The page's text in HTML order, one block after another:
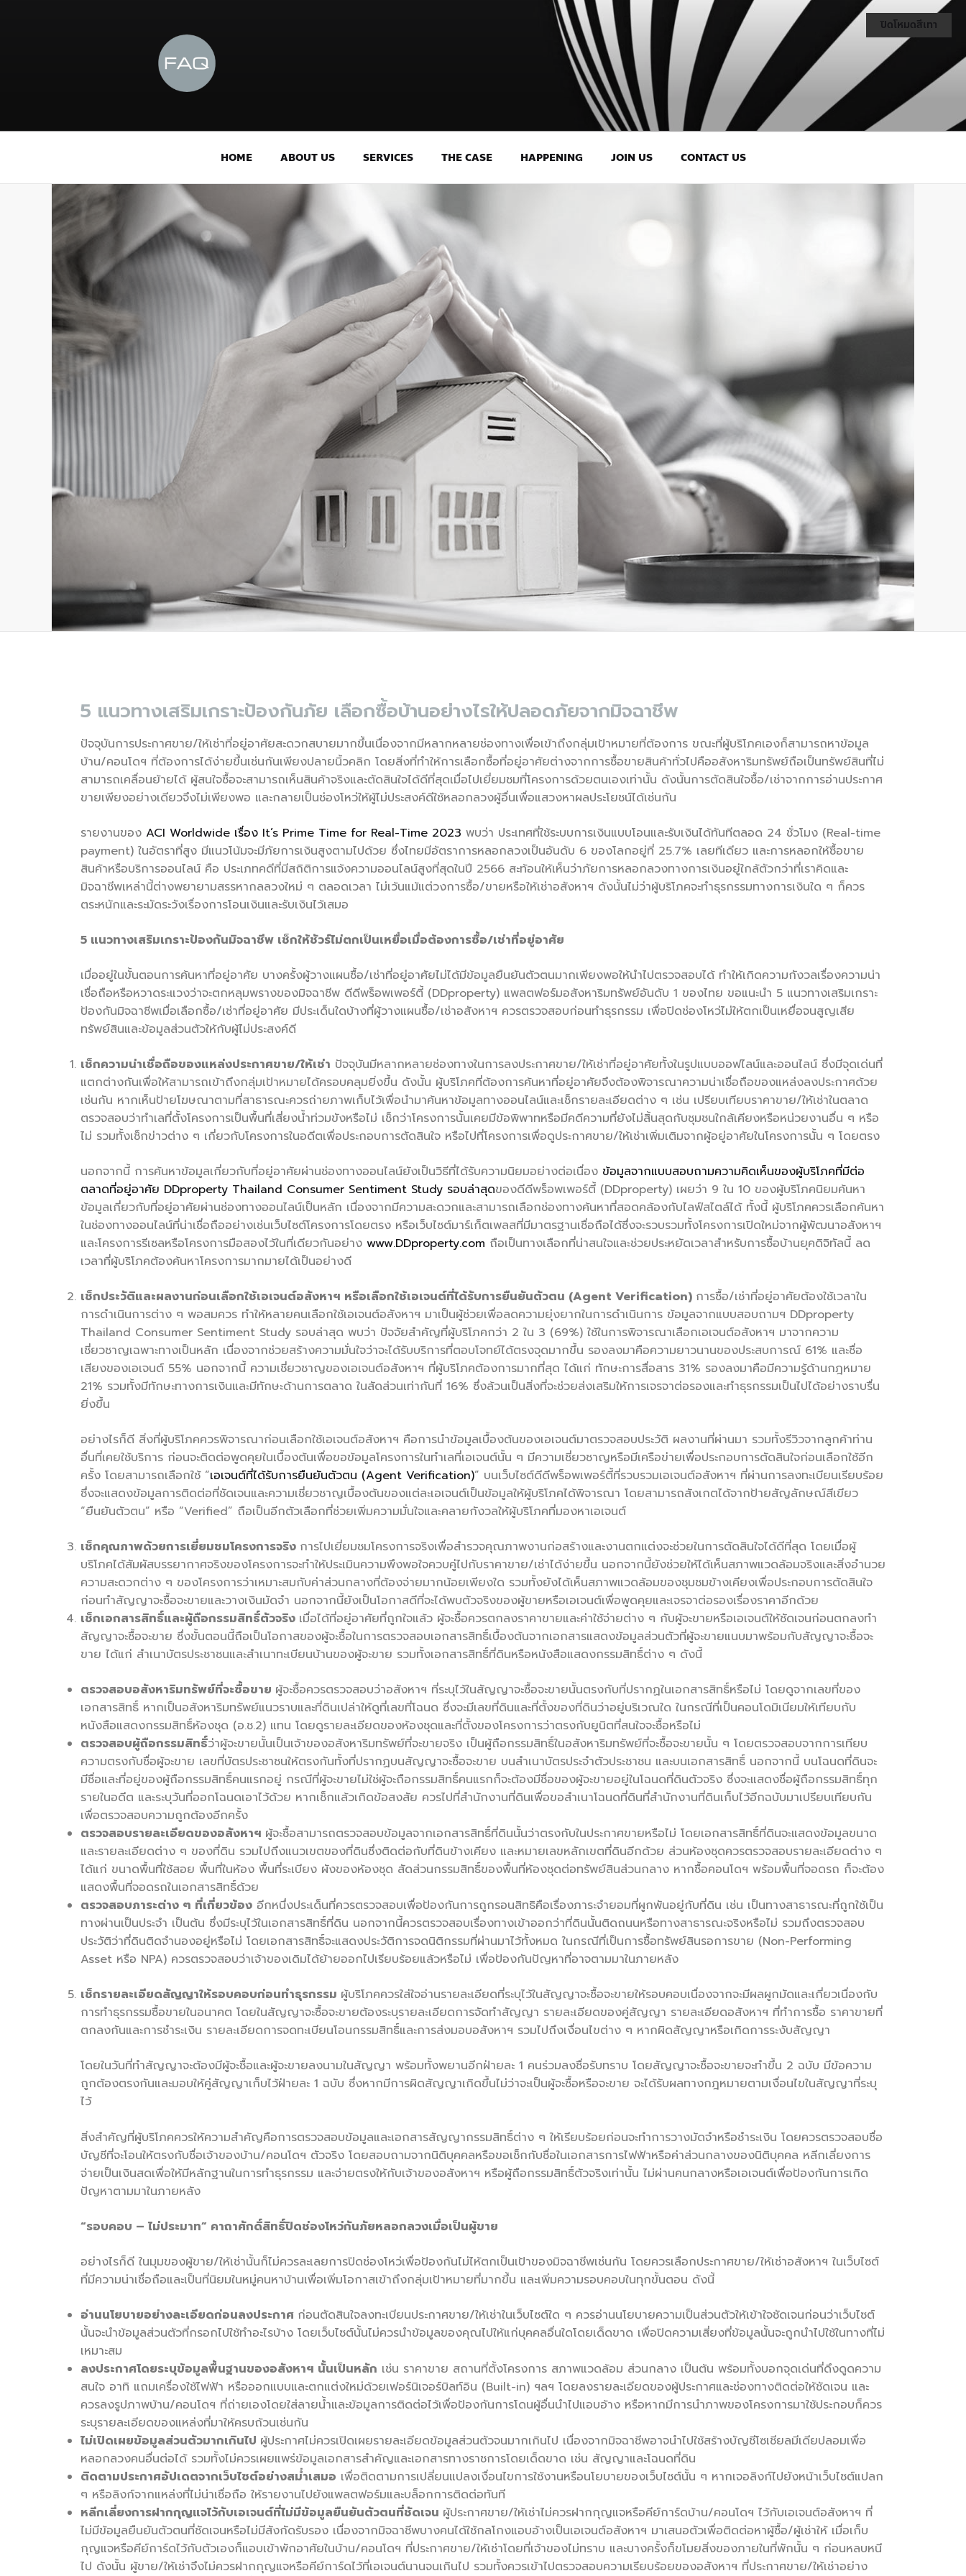
HOME ABOUT US SERVICES THE CASE HAPPENING JOIN US CONTACT US
5 แนวทางเสริมเกราะป้องกันภัย เลือกซื้อบ้านอย่างไรให้ปลอดภัยจากมิจฉาชีพ
ปัจจุบันการประกาศขาย/ให้เช่าที่อยู่อาศัยสะดวกสบายมากขึ้นเนื่องจากมีหลากหลายช่องทางเพื่อเข้าถึงกลุ่มเป้าหมายที่ต้องการ ขณะที่ผู้บริโภคเองก็สามารถหาข้อมูล
บ้าน/คอนโดฯ ที่ต้องการได้ง่ายขึ้นเช่นกันเพียงปลายนิ้วคลิก โดยสิ่งที่ทำให้การเลือกซื้อที่อยู่อาศัยต่างจากการซื้อขายสินค้าทั่วไปคืออสังหาริมทรัพย์ถือเป็นทรัพย์สินที่ไม่
สามารถเคลื่อนย้ายได้ ผู้สนใจซื้อจะสามารถเห็นสินค้าจริงและตัดสินใจได้ดีที่สุดเมื่อไปเยี่ยมชมที่โครงการด้วยตนเองเท่านั้น ดังนั้นการตัดสินใจซื้อ/เช่าจากการอ่านประกาศ
ขายเพียงอย่างเดียวจึงไม่เพียงพอ และกลายเป็นช่องโหว่ให้ผู้ไม่ประสงค์ดีใช้หลอกลวงผู้อื่นเพื่อแสวงหาผลประโยชน์ได้เช่นกัน
รายงานของ ACI Worldwide เรื่อง It’s Prime Time for Real-Time 2023 พบว่า ประเทศที่ใช้ระบบการเงินแบบโอนและรับเงินได้ทันทีตลอด 24 ชั่วโมง (Real-time
payment) ในอัตราที่สูง มีแนวโน้มจะมีภัยการเงินสูงตามไปด้วย ซึ่งไทยมีอัตราการหลอกลวงเป็นอันดับ 6 ของโลกอยู่ที่ 25.7% เลยทีเดียว และการหลอกให้ซื้อขาย
สินค้าหรือบริการออนไลน์ คือ ประเภทคดีที่มีสถิติการแจ้งความออนไลน์สูงที่สุดในปี 2566 สะท้อนให้เห็นว่าภัยการหลอกลวงทางการเงินอยู่ใกล้ตัวกว่าที่เราคิดและ
มิจฉาชีพเหล่านี้ต่างพยายามสรรหากลลวงใหม่ ๆ ตลอดเวลา ไม่เว้นแม้แต่วงการซื้อ/ขายหรือให้เช่าอสังหาฯ ดังนั้นไม่ว่าผู้บริโภคจะทำธุรกรรมทางการเงินใด ๆ ก็ควร
ตระหนักและระมัดระวังเรื่องการโอนเงินและรับเงินไว้เสมอ
5 แนวทางเสริมเกราะป้องกันมิจฉาชีพ เช็กให้ชัวร์ไม่ตกเป็นเหยื่อเมื่อต้องการซื้อ/เช่าที่อยู่อาศัย
เมื่ออยู่ในขั้นตอนการค้นหาที่อยู่อาศัย บางครั้งผู้วางแผนซื้อ/เช่าที่อยู่อาศัยไม่ได้มีข้อมูลยืนยันตัวตนมากเพียงพอให้นำไปตรวจสอบได้ ทำให้เกิดความกังวลเรื่องความน่า
เชื่อถือหรือหวาดระแวงว่าจะตกหลุมพรางของมิจฉาชีพ ดีดีพร็อพเพอร์ตี้ (DDproperty) แพลตฟอร์มอสังหาริมทรัพย์อันดับ 1 ของไทย ขอแนะนำ 5 แนวทางเสริมเกราะ
ป้องกันมิจฉาชีพเมื่อเลือกซื้อ/เช่าที่อยู่อาศัย มีประเด็นใดบ้างที่ผู้วางแผนซื้อ/เช่าอสังหาฯ ควรตรวจสอบก่อนทำธุรกรรม เพื่อปิดช่องโหว่ไม่ให้ตกเป็นเหยื่อจนสูญเสีย
ทรัพย์สินและข้อมูลส่วนตัวให้กับผู้ไม่ประสงค์ดี
เช็กความน่าเชื่อถือของแหล่งประกาศขาย/ให้เช่า ปัจจุบันมีหลากหลายช่องทางในการลงประกาศขาย/ให้เช่าที่อยู่อาศัยทั้งในรูปแบบออฟไลน์และออนไลน์ ซึ่งมีจุดเด่นที่
แตกต่างกันเพื่อให้สามารถเข้าถึงกลุ่มเป้าหมายได้ครอบคลุมยิ่งขึ้น ดังนั้น ผู้บริโภคที่ต้องการค้นหาที่อยู่อาศัยจึงต้องพิจารณาความน่าเชื่อถือของแหล่งลงประกาศด้วย
เช่นกัน หากเห็นป้ายโฆษณาตามที่สาธารณะควรถ่ายภาพเก็บไว้เพื่อนำมาค้นหาข้อมูลทางออนไลน์และเช็กรายละเอียดต่าง ๆ เช่น เปรียบเทียบราคาขาย/ให้เช่าในตลาด
ตรวจสอบว่าทำเลที่ตั้งโครงการเป็นพื้นที่เสี่ยงน้ำท่วมขังหรือไม่ เช็กว่าโครงการนั้นเคยมีข้อพิพาทหรือมีคดีความที่ยังไม่สิ้นสุดกับชุมชนใกล้เคียงหรือหน่วยงานอื่น ๆ หรือ
ไม่ รวมทั้งเช็กข่าวต่าง ๆ เกี่ยวกับโครงการในอดีตเพื่อประกอบการตัดสินใจ หรือไปที่โครงการเพื่อดูประกาศขาย/ให้เช่าเพิ่มเติมจากผู้อยู่อาศัยในโครงการนั้น ๆ โดยตรง
นอกจากนี้ การค้นหาข้อมูลเกี่ยวกับที่อยู่อาศัยผ่านช่องทางออนไลน์ยังเป็นวิธีที่ได้รับความนิยมอย่างต่อเนื่อง ข้อมูลจากแบบสอบถามความคิดเห็นของผู้บริโภคที่มีต่อ
ตลาดที่อยู่อาศัย DDproperty Thailand Consumer Sentiment Study รอบล่าสุดของดีดีพร็อพเพอร์ตี้ (DDproperty) เผยว่า 9 ใน 10 ของผู้บริโภคนิยมค้นหา
ข้อมูลเกี่ยวกับที่อยู่อาศัยผ่านช่องทางออนไลน์เป็นหลัก เนื่องจากมีความสะดวกและสามารถเลือกช่องทางค้นหาที่สอดคล้องกับไลฟ์สไตล์ได้ ทั้งนี้ ผู้บริโภคควรเลือกค้นหา
ในช่องทางออนไลน์ที่น่าเชื่อถืออย่างเช่นเว็บไซต์โครงการโดยตรง หรือเว็บไซต์มาร์เก็ตเพลสที่มีมาตรฐานเชื่อถือได้ซึ่งจะรวบรวมทั้งโครงการเปิดใหม่จากผู้พัฒนาอสังหาฯ
และโครงการรีเซลหรือโครงการมือสองไว้ในที่เดียวกันอย่าง www.DDproperty.com ถือเป็นทางเลือกที่น่าสนใจและช่วยประหยัดเวลาสำหรับการซื้อบ้านยุคดิจิทัลนี้ ลด
เวลาที่ผู้บริโภคต้องค้นหาโครงการมากมายได้เป็นอย่างดี
เช็กประวัติและผลงานก่อนเลือกใช้เอเจนต์อสังหาฯ หรือเลือกใช้เอเจนต์ที่ได้รับการยืนยันตัวตน (Agent Verification) การซื้อ/เช่าที่อยู่อาศัยต้องใช้เวลาใน
การดำเนินการต่าง ๆ พอสมควร ทำให้หลายคนเลือกใช้เอเจนต์อสังหาฯ มาเป็นผู้ช่วยเพื่อลดความยุ่งยากในการดำเนินการ ข้อมูลจากแบบสอบถามฯ DDproperty
Thailand Consumer Sentiment Study รอบล่าสุด พบว่า ปัจจัยสำคัญที่ผู้บริโภคกว่า 2 ใน 3 (69%) ใช้ในการพิจารณาเลือกเอเจนต์อสังหาฯ มาจากความ
เชี่ยวชาญเฉพาะทางเป็นหลัก เนื่องจากช่วยสร้างความมั่นใจว่าจะได้รับบริการที่ตอบโจทย์ได้ตรงจุดมากขึ้น รองลงมาคือความยาวนานของประสบการณ์ 61% และชื่อ
เสียงของเอเจนต์ 55% นอกจากนี้ ความเชี่ยวชาญของเอเจนต์อสังหาฯ ที่ผู้บริโภคต้องการมากที่สุด ได้แก่ ทักษะการสื่อสาร 31% รองลงมาคือมีความรู้ด้านกฎหมาย
21% รวมทั้งมีทักษะทางการเงินและมีทักษะด้านการตลาด ในสัดส่วนเท่ากันที่ 16% ซึ่งล้วนเป็นสิ่งที่จะช่วยส่งเสริมให้การเจรจาต่อรองและทำธุรกรรมเป็นไปได้อย่างราบรื่น
ยิ่งขึ้น
อย่างไรก็ดี สิ่งที่ผู้บริโภคควรพิจารณาก่อนเลือกใช้เอเจนต์อสังหาฯ คือการนำข้อมูลเบื้องต้นของเอเจนต์มาตรวจสอบประวัติ ผลงานที่ผ่านมา รวมทั้งรีวิวจากลูกค้าท่าน
อื่นที่เคยใช้บริการ ก่อนจะติดต่อพูดคุยในเบื้องต้นเพื่อขอข้อมูลโครงการในทำเลที่เอเจนต์นั้น ๆ มีความเชี่ยวชาญหรือมีเครือข่ายเพื่อประกอบการตัดสินใจก่อนเลือกใช้อีก
ครั้ง โดยสามารถเลือกใช้ “เอเจนต์ที่ได้รับการยืนยันตัวตน (Agent Verification)” บนเว็บไซต์ดีดีพร็อพเพอร์ตี้ที่รวบรวมเอเจนต์อสังหาฯ ที่ผ่านการลงทะเบียนเรียบร้อย
ซึ่งจะแสดงข้อมูลการติดต่อที่ชัดเจนและความเชี่ยวชาญเบื้องต้นของแต่ละเอเจนต์เป็นข้อมูลให้ผู้บริโภคได้พิจารณา โดยสามารถสังเกตได้จากป้ายสัญลักษณ์สีเขียว
“ยืนยันตัวตน” หรือ “Verified” ถือเป็นอีกตัวเลือกที่ช่วยเพิ่มความมั่นใจและคลายกังวลให้ผู้บริโภคที่มองหาเอเจนต์
เช็กคุณภาพด้วยการเยี่ยมชมโครงการจริง การไปเยี่ยมชมโครงการจริงเพื่อสำรวจคุณภาพงานก่อสร้างและงานตกแต่งจะช่วยในการตัดสินใจได้ดีที่สุด โดยเมื่อผู้
บริโภคได้สัมผัสบรรยากาศจริงของโครงการจะทำให้ประเมินความพึงพอใจควบคู่ไปกับราคาขาย/เช่าได้ง่ายขึ้น นอกจากนี้ยังช่วยให้ได้เห็นสภาพแวดล้อมจริงและสิ่งอำนวย
ความสะดวกต่าง ๆ ของโครงการว่าเหมาะสมกับค่าส่วนกลางที่ต้องจ่ายมากน้อยเพียงใด รวมทั้งยังได้เห็นสภาพแวดล้อมของชุมชมข้างเคียงเพื่อประกอบการตัดสินใจ
ก่อนทำสัญญาจะซื้อจะขายและวางเงินมัดจำ นอกจากนี้ยังเป็นโอกาสดีที่จะได้พบตัวจริงของผู้ขายหรือเอเจนต์เพื่อพูดคุยและเจรจาต่อรองเรื่องราคาอีกด้วย
เช็กเอกสารสิทธิ์และผู้ถือกรรมสิทธิ์ตัวจริง เมื่อได้ที่อยู่อาศัยที่ถูกใจแล้ว ผู้จะซื้อควรตกลงราคาขายและค่าใช้จ่ายต่าง ๆ กับผู้จะขายหรือเอเจนต์ให้ชัดเจนก่อนตกลงทำ
สัญญาจะซื้อจะขาย ซึ่งขั้นตอนนี้ถือเป็นโอกาสของผู้จะซื้อในการตรวจสอบเอกสารสิทธิ์เบื้องต้นจากเอกสารแสดงข้อมูลส่วนตัวที่ผู้จะขายแนบมาพร้อมกับสัญญาจะซื้อจะ
ขาย ได้แก่ สำเนาบัตรประชาชนและสำเนาทะเบียนบ้านของผู้จะขาย รวมทั้งเอกสารสิทธิ์ที่ดินหรือหนังสือแสดงกรรมสิทธิ์ต่าง ๆ ดังนี้
ตรวจสอบอสังหาริมทรัพย์ที่จะซื้อขาย ผู้จะซื้อควรตรวจสอบว่าอสังหาฯ ที่ระบุไว้ในสัญญาจะซื้อจะขายนั้นตรงกับที่ปรากฏในเอกสารสิทธิ์หรือไม่ โดยดูจากเลขที่ของ
เอกสารสิทธิ์ หากเป็นอสังหาริมทรัพย์แนวราบและที่ดินเปล่าให้ดูที่เลขที่โฉนด ซึ่งจะมีเลขที่ดินและที่ตั้งของที่ดินว่าอยู่บริเวณใด ในกรณีที่เป็นคอนโดมิเนียมให้เทียบกับ
หนังสือแสดงกรรมสิทธิ์ห้องชุด (อ.ช.2) แทน โดยดูรายละเอียดของห้องชุดและที่ตั้งของโครงการว่าตรงกับยูนิตที่สนใจจะซื้อหรือไม่
ตรวจสอบผู้ถือกรรมสิทธิ์ว่าผู้จะขายนั้นเป็นเจ้าของอสังหาริมทรัพย์ที่จะขายจริง เป็นผู้ถือกรรมสิทธิ์ในอสังหาริมทรัพย์ที่จะซื้อจะขายนั้น ๆ โดยตรวจสอบจากการเทียบ
ความตรงกับชื่อผู้จะขาย เลขที่บัตรประชาชนให้ตรงกันทั้งที่ปรากฏบนสัญญาจะซื้อจะขาย บนสำเนาบัตรประจำตัวประชาชน และบนเอกสารสิทธิ์ นอกจากนี้ บนโฉนดที่ดินจะ
มีชื่อและที่อยู่ของผู้ถือกรรมสิทธิ์คนแรกอยู่ กรณีที่ผู้จะขายไม่ใช่ผู้จะถือกรรมสิทธิ์คนแรกก็จะต้องมีชื่อของผู้จะขายอยู่ในโฉนดที่ดินตัวจริง ซึ่งจะแสดงชื่อผู้ถือกรรมสิทธิ์ทุก
รายในอดีต และระบุวันที่ออกโฉนดเอาไว้ด้วย หากเช็กแล้วเกิดข้อสงสัย ควรไปที่สำนักงานที่ดินเพื่อขอสำเนาโฉนดที่ดินที่สำนักงานที่ดินเก็บไว้อีกฉบับมาเปรียบเทียบกัน
เพื่อตรวจสอบความถูกต้องอีกครั้ง
ตรวจสอบรายละเอียดของอสังหาฯ ผู้จะซื้อสามารถตรวจสอบข้อมูลจากเอกสารสิทธิ์ที่ดินนั้นว่าตรงกับในประกาศขายหรือไม่ โดยเอกสารสิทธิ์ที่ดินจะแสดงข้อมูลขนาด
และรายละเอียดต่าง ๆ ของที่ดิน รวมไปถึงแนวเขตของที่ดินซึ่งติดต่อกับที่ดินข้างเคียง และหมายเลขหลักเขตที่ดินอีกด้วย ส่วนห้องชุดควรตรวจสอบรายละเอียดต่าง ๆ
ได้แก่ ขนาดพื้นที่ใช้สอย พื้นที่ในห้อง พื้นที่ระเบียง ผังของห้องชุด สัดส่วนกรรมสิทธิ์ของพื้นที่ห้องชุดต่อทรัพย์สินส่วนกลาง หากซื้อคอนโดฯ พร้อมพื้นที่จอดรถ ก็จะต้อง
แสดงพื้นที่จอดรถในเอกสารสิทธิ์ด้วย
ตรวจสอบภาระต่าง ๆ ที่เกี่ยวข้อง อีกหนึ่งประเด็นที่ควรตรวจสอบเพื่อป้องกันการถูกรอนสิทธิคือเรื่องภาระจำยอมที่ผูกพันอยู่กับที่ดิน เช่น เป็นทางสาธารณะที่ถูกใช้เป็น
ทางผ่านเป็นประจำ เป็นต้น ซึ่งมีระบุไว้ในเอกสารสิทธิ์ที่ดิน นอกจากนี้ควรตรวจสอบเรื่องทางเข้าออกว่าที่ดินนั้นติดถนนหรือทางสาธารณะจริงหรือไม่ รวมถึงตรวจสอบ
ประวัติว่าที่ดินติดจำนองอยู่หรือไม่ โดยเอกสารสิทธิ์จะแสดงประวัติการจดนิติกรรมที่ผ่านมาไว้ทั้งหมด ในกรณีที่เป็นการซื้อทรัพย์สินรอการขาย (Non-Performing
Asset หรือ NPA) ควรตรวจสอบว่าเจ้าของเดิมได้ย้ายออกไปเรียบร้อยแล้วหรือไม่ เพื่อป้องกันปัญหาที่อาจตามมาในภายหลัง
เช็กรายละเอียดสัญญาให้รอบคอบก่อนทำธุรกรรม ผู้บริโภคควรใส่ใจอ่านรายละเอียดที่ระบุไว้ในสัญญาจะซื้อจะขายให้รอบคอบเนื่องจากจะมีผลผูกมัดและเกี่ยวเนื่องกับ
การทำธุรกรรมซื้อขายในอนาคต โดยในสัญญาจะซื้อจะขายต้องระบุรายละเอียดการจัดทำสัญญา รายละเอียดของคู่สัญญา รายละเอียดอสังหาฯ ที่ทำการซื้อ ราคาขายที่
ตกลงกันและการชำระเงิน รายละเอียดการจดทะเบียนโอนกรรมสิทธิ์และการส่งมอบอสังหาฯ รวมไปถึงเงื่อนไขต่าง ๆ หากผิดสัญญาหรือเกิดการระงับสัญญา
โดยในวันที่ทำสัญญาจะต้องมีผู้จะซื้อและผู้จะขายลงนามในสัญญา พร้อมทั้งพยานอีกฝ่ายละ 1 คนร่วมลงชื่อรับทราบ โดยสัญญาจะซื้อจะขายจะทำขึ้น 2 ฉบับ มีข้อความ
ถูกต้องตรงกันและมอบให้คู่สัญญาเก็บไว้ฝ่ายละ 1 ฉบับ ซึ่งหากมีการผิดสัญญาเกิดขึ้นไม่ว่าจะเป็นผู้จะซื้อหรือจะขาย จะได้รับผลทางกฎหมายตามเงื่อนไขในสัญญาที่ระบุ
ไว้
สิ่งสำคัญที่ผู้บริโภคควรให้ความสำคัญคือการตรวจสอบข้อมูลและเอกสารสัญญากรรมสิทธิ์ต่าง ๆ ให้เรียบร้อยก่อนจะทำการวางมัดจำหรือชำระเงิน โดยควรตรวจสอบชื่อ
บัญชีที่จะโอนให้ตรงกับชื่อเจ้าของบ้าน/คอนโดฯ ตัวจริง โดยสอบถามจากนิติบุคคลหรือขอเช็กกับชื่อในเอกสารการไฟฟ้าหรือค่าส่วนกลางของนิติบุคคล หลีกเลี่ยงการ
จ่ายเป็นเงินสดเพื่อให้มีหลักฐานในการทำธุรกรรม และจ่ายตรงให้กับเจ้าของอสังหาฯ หรือผู้ถือกรรมสิทธิ์ตัวจริงเท่านั้น ไม่ผ่านคนกลางหรือเอเจนต์เพื่อป้องกันการเกิด
ปัญหาตามมาในภายหลัง
“รอบคอบ – ไม่ประมาท” คาถาศักดิ์สิทธิ์ปิดช่องโหว่กันภัยหลอกลวงเมื่อเป็นผู้ขาย
อย่างไรก็ดี ในมุมของผู้ขาย/ให้เช่านั้นก็ไม่ควรละเลยการปิดช่องโหว่เพื่อป้องกันไม่ไห้ตกเป็นเป้าของมิจฉาชีพเช่นกัน โดยควรเลือกประกาศขาย/ให้เช่าอสังหาฯ ในเว็บไซต์
ที่มีความน่าเชื่อถือและเป็นที่นิยมในหมู่คนหาบ้านเพื่อเพิ่มโอกาสเข้าถึงกลุ่มเป้าหมายที่มากขึ้น และเพิ่มความรอบคอบในทุกขั้นตอน ดังนี้
อ่านนโยบายอย่างละเอียดก่อนลงประกาศ ก่อนตัดสินใจลงทะเบียนประกาศขาย/ให้เช่าในเว็บไซต์ใด ๆ ควรอ่านนโยบายความเป็นส่วนตัวให้เข้าใจชัดเจนก่อนว่าเว็บไซต์
นั้นจะนำข้อมูลส่วนตัวที่กรอกไปใช้ทำอะไรบ้าง โดยเว็บไซต์นั้นไม่ควรนำข้อมูลของคุณไปให้แก่บุคคลอื่นใดโดยเด็ดขาด เพื่อปิดความเสี่ยงที่ข้อมูลนั้นจะถูกนำไปใช้ในทางที่ไม่
เหมาะสม
ลงประกาศโดยระบุข้อมูลพื้นฐานของอสังหาฯ นั้นเป็นหลัก เช่น ราคาขาย สถานที่ตั้งโครงการ สภาพแวดล้อม ส่วนกลาง เป็นต้น พร้อมทั้งบอกจุดเด่นที่ดึงดูดความ
สนใจ อาทิ แถมเครื่องใช้ไฟฟ้า หรือออกแบบและตกแต่งใหม่ด้วยเฟอร์นิเจอร์บิลท์อิน (Built-in) ฯลฯ โดยลงรายละเอียดของผู้ประกาศและช่องทางติดต่อให้ชัดเจน และ
ควรลงรูปภาพบ้าน/คอนโดฯ ที่ถ่ายเองโดยใส่ลายน้ำและข้อมูลการติดต่อไว้เพื่อป้องกันการโดนผู้อื่นนำไปแอบอ้าง หรือหากมีการนำภาพของโครงการมาใช้ประกอบก็ควร
ระบุรายละเอียดของแหล่งที่มาให้ครบถ้วนเช่นกัน
ไม่เปิดเผยข้อมูลส่วนตัวมากเกินไป ผู้ประกาศไม่ควรเปิดเผยรายละเอียดข้อมูลส่วนตัวจนมากเกินไป เนื่องจากมิจฉาชีพอาจนำไปใช้สร้างบัญชีโซเชียลมีเดียปลอมเพื่อ
หลอกลวงคนอื่นต่อได้ รวมทั้งไม่ควรเผยแพร่ข้อมูลเอกสารสำคัญและเอกสารทางราชการโดยเด็ดขาด เช่น สัญญาและโฉนดที่ดิน
ติดตามประกาศอัปเดตจากเว็บไซต์อย่างสม่ำเสมอ เพื่อติดตามการเปลี่ยนแปลงเงื่อนไขการใช้งานหรือนโยบายของเว็บไซต์นั้น ๆ หากเจอลิงก์ไปยังหน้าเว็บไซต์แปลก
ๆ หรือลิงก์จากแหล่งที่ไม่น่าเชื่อถือ ให้รายงานไปยังแพลตฟอร์มและบล็อกการติดต่อทันที
หลีกเลี่ยงการฝากกุญแจไว้กับเอเจนต์ที่ไม่มีข้อมูลยืนยันตัวตนที่ชัดเจน ผู้ประกาศขาย/ให้เช่าไม่ควรฝากกุญแจหรือคีย์การ์ดบ้าน/คอนโดฯ ไว้กับเอเจนต์อสังหาฯ ที่
ไม่มีข้อมูลยืนยันตัวตนที่ชัดเจนหรือไม่มีสังกัดรับรอง เนื่องจากมิจฉาชีพบางคนได้ใช้กลโกงแอบอ้างเป็นเอเจนต์อสังหาฯ มาเสนอตัวเพื่อติดต่อหาผู้ซื้อ/ผู้เช่าให้ เมื่อเก็บ
กุญแจหรือคีย์การ์ดไว้กับตัวเองก็แอบเข้าพักอาศัยในบ้าน/คอนโดฯ ที่ประกาศขาย/ให้เช่าโดยที่เจ้าของไม่ทราบ และบางครั้งก็ขโมยสิ่งของภายในที่พักนั้น ๆ ก่อนหลบหนี
ไป ดังนั้น ผู้ขาย/ให้เช่าจึงไม่ควรฝากกุญแจหรือคีย์การ์ดไว้ที่เอเจนต์นานจนเกินไป รวมทั้งควรเข้าไปตรวจสอบความเรียบร้อยของอสังหาฯ ที่ประกาศขาย/ให้เช่าอย่าง
ปิดโหมดสีเทา